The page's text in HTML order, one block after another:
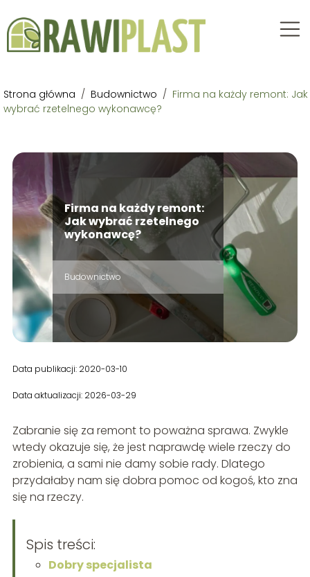
Strona główna / Budownictwo / Firma na każdy remont: Jak
wybrać rzetelnego wykonawcę?
Firma na każdy remont:
Jak wybrać rzetelnego
wykonawcę?
Budownictwo
Data publikacji: 2020-03-10
Data aktualizacji: 2026-03-29
Zabranie się za remont to poważna sprawa. Zwykle
wtedy okazuje się, że jest naprawdę wiele rzeczy do
zrobienia, a sami nie damy sobie rady. Dlatego
przydałaby nam się dobra pomoc od kogoś, kto zna
się na rzeczy.
Spis treści:
Dobry specjalista